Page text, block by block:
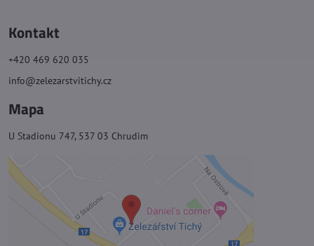
Kontakt
+420 469 620 035
info@zelezarstvitichy.cz
Mapa
U Stadionu 747, 537 03 Chrudim